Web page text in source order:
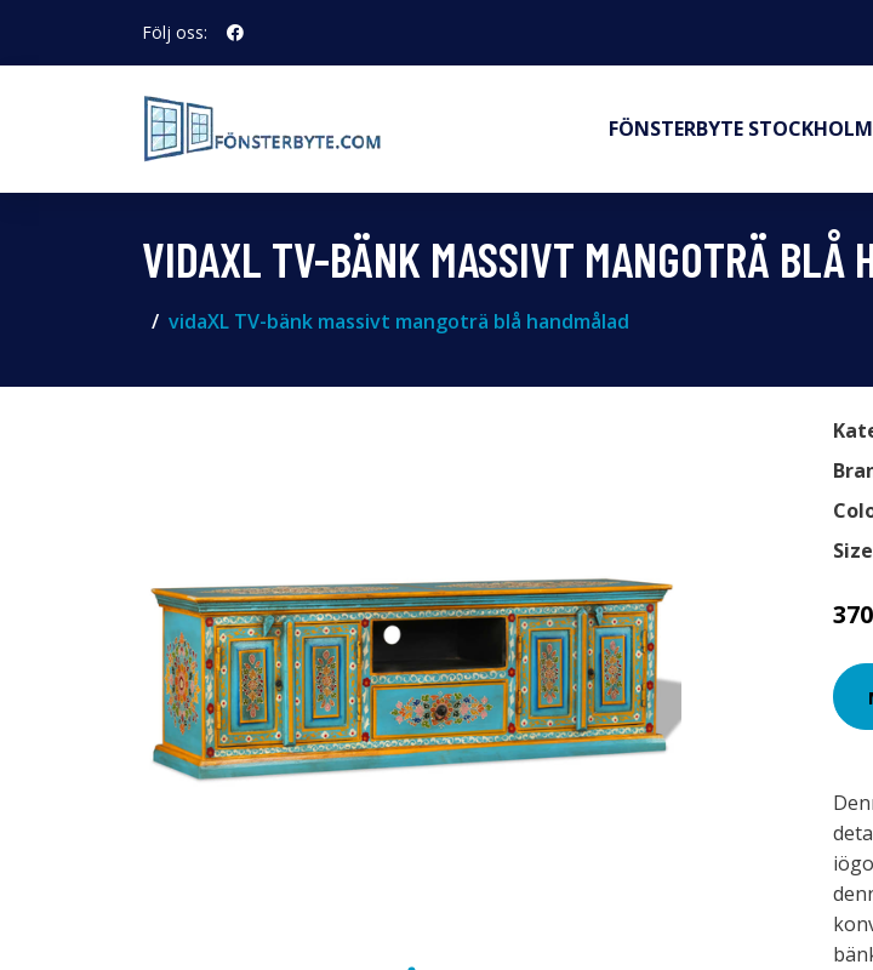
Följ oss:
FÖNSTERBYTE STOCKHOLM
VIDAXL TV-BÄNK MASSIVT MANGOTRÄ BLÅ
vidaXL TV-bänk massivt mangoträ blå handmålad